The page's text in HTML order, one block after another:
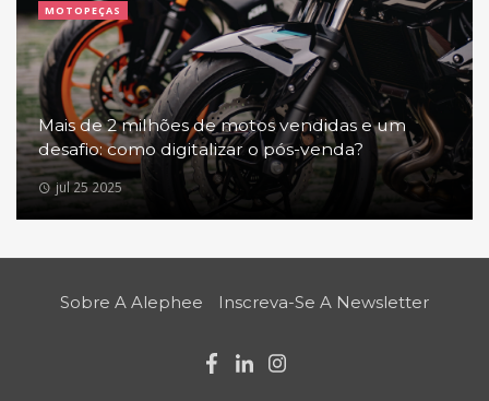
Mais de 2 milhões de motos vendidas e um
desafio: como digitalizar o pós-venda?
jul 25 2025
MOTOPEÇAS
Sobre A Alephee Inscreva-Se A Newsletter